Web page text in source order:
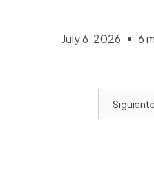
July 6, 2026 6
Siguiente